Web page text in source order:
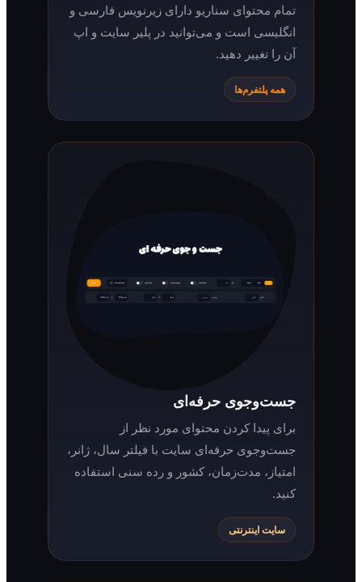
تمام محتوای سناریو دارای زیرنویس فارسی و
انگلیسی است و می‌توانید در پلیر سایت و اپ
آن را تغییر دهید.
همه پلتفرم‌ها
جست‌وجوی حرفه‌ای
برای پیدا کردن محتوای مورد نظر از
جست‌وجوی حرفه‌ای سایت با فیلتر سال، ژانر،
امتیاز، مدت‌زمان، کشور و رده سنی استفاده
سایت اینترنتی